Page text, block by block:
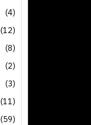
(4)
(12)
(8)
(2)
(3)
(11)
(59)